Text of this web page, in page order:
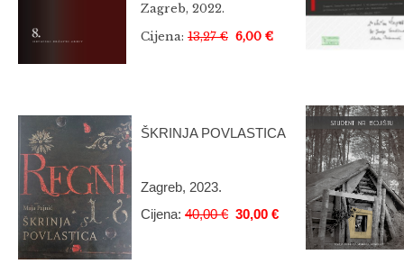
Zagreb, 2022.
Cijena: 13,27 € 6,00 €
ŠKRINJA POVLASTICA
Zagreb, 2023.
Cijena: 40,00 € 30,00 €